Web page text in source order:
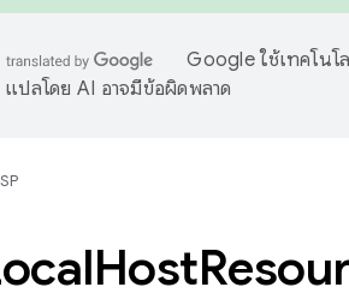
Google ใช้เทคโนโ
แปลโดย AI อาจมีข้อผิดพลาด
Host